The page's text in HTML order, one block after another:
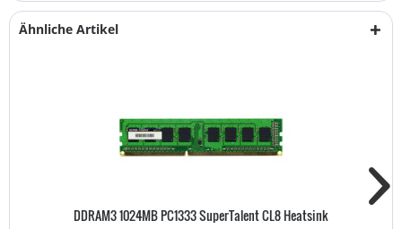
Ähnliche Artikel
DDRAM3 1024MB PC1333 SuperTalent CL8 Heatsink